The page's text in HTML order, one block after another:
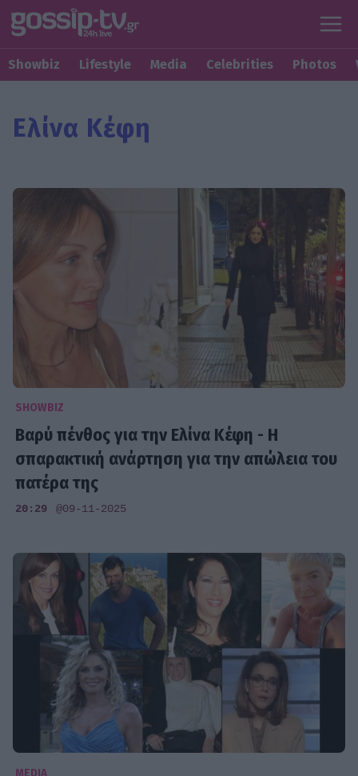
Showbiz Lifestyle Media Celebrities Photos
Ελίνα Κέφη
SHOWBIZ
Βαρύ πένθος για την Ελίνα Κέφη - Η
σπαρακτική ανάρτηση για την απώλεια του
πατέρα της
20:29 @09-11-2025
MEDIA